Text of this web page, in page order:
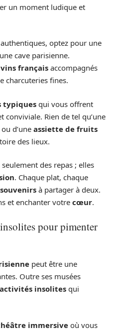
un moment ludique et
optez pour une
cave parisienne.
vins français accompagnés
charcuteries fines.
typiques qui vous offrent
conviviale. Rien de tel qu’une
ou d’une assiette de fruits
des lieux.
des repas ; elles
. Chaque plat, chaque
à partager à deux.
et enchanter votre cœur.
pour pimenter
peut être une
Outre ses musées
activités insolites qui
immersiveoù vous